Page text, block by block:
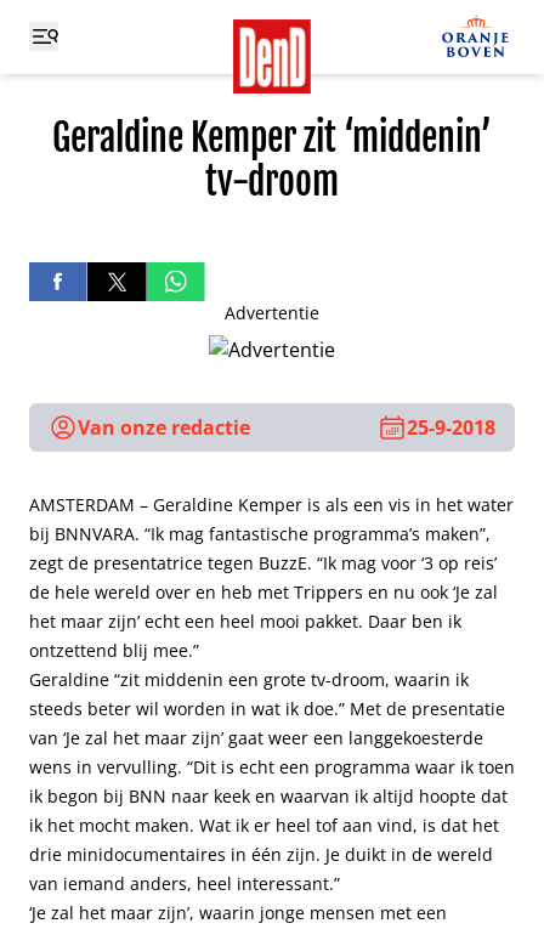
Geraldine Kemper zit ‘middenin’
tv-droom
Advertentie
Van onze redactie 25-9-2018
AMSTERDAM – Geraldine Kemper is als een vis in het water
bij BNNVARA. “Ik mag fantastische programma’s maken”,
zegt de presentatrice tegen BuzzE. “Ik mag voor ‘3 op reis’
de hele wereld over en heb met Trippers en nu ook ‘Je zal
het maar zijn’ echt een heel mooi pakket. Daar ben ik
ontzettend blij mee.”
Geraldine “zit middenin een grote tv-droom, waarin ik
steeds beter wil worden in wat ik doe.” Met de presentatie
van ‘Je zal het maar zijn’ gaat weer een langgekoesterde
wens in vervulling. “Dit is echt een programma waar ik toen
ik begon bij BNN naar keek en waarvan ik altijd hoopte dat
ik het mocht maken. Wat ik er heel tof aan vind, is dat het
drie minidocumentaires in één zijn. Je duikt in de wereld
van iemand anders, heel interessant.”
‘Je zal het maar zijn’, waarin jonge mensen met een